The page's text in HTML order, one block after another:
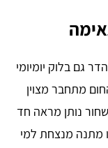
גם בלוק יומיומי
מתחבר מצוין
נותן מראה חד
מתנה מנצחת למי